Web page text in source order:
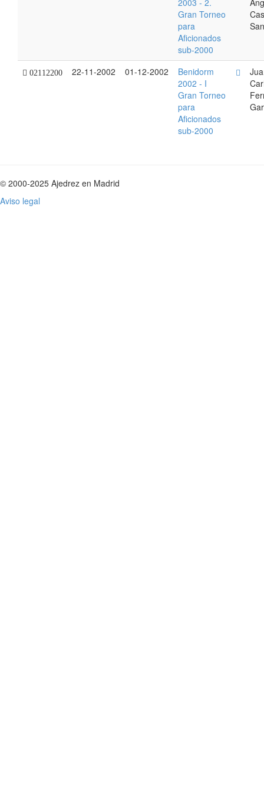
2003 - 2.
Gran Torneo
para
Aficionados
sub-2000
02112200 22-11-2002 01-12-2002
Benidorm
2002 - I
Gran Torneo
para
Aficionados
sub-2000
© 2000-2025 Ajedrez en Madrid
Aviso legal